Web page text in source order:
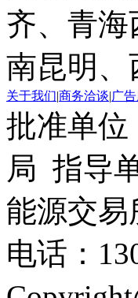
齐、青海
南昆明、
关于我们|商务洽谈|广
批准单位
局 指导
能源交易
电话：